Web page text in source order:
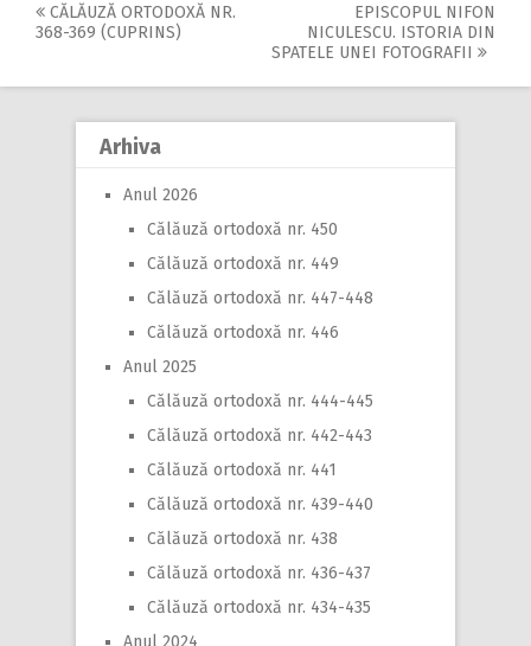
Post
navigation
CĂLĂUZĂ ORTODOXĂ NR.
368-369 (CUPRINS)
EPISCOPUL NIFON
NICULESCU. ISTORIA DIN
SPATELE UNEI FOTOGRAFII
Arhiva
Anul 2026
Călăuză ortodoxă nr. 450
Călăuză ortodoxă nr. 449
Călăuză ortodoxă nr. 447-448
Călăuză ortodoxă nr. 446
Anul 2025
Călăuză ortodoxă nr. 444-445
Călăuză ortodoxă nr. 442-443
Călăuză ortodoxă nr. 441
Călăuză ortodoxă nr. 439-440
Călăuză ortodoxă nr. 438
Călăuză ortodoxă nr. 436-437
Călăuză ortodoxă nr. 434-435
Anul 2024